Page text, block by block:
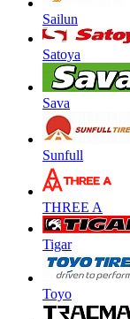
Sailun
Satoya
Sava
Sunfull
THREE A
Tigar
Toyo